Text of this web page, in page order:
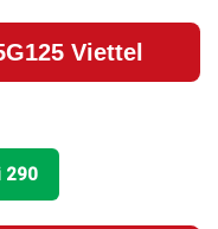
Viettel
290